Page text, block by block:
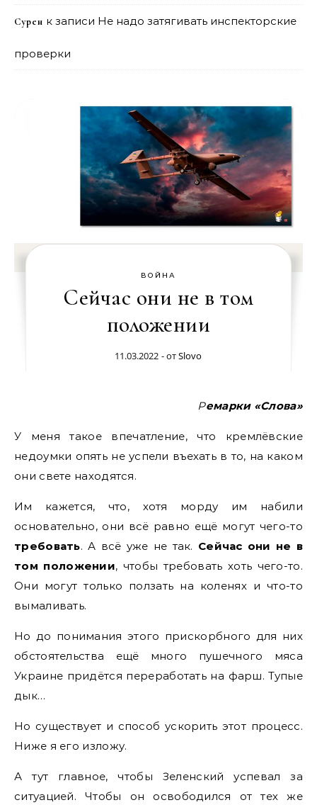
Сурен к записи Не надо затягивать инспекторские
проверки
ВОЙНА
Сейчас они не в том
положении
11.03.2022 - отSlovo
Ремарки «Слова»
У меня такое впечатление, что кремлёвские
недоумки опять не успели въехать в то, на каком
они свете находятся.
Им кажется, что, хотя морду им набили
основательно, они всё равно ещё могут чего-то
требовать. А всё уже не так. Сейчас они не в
том положении, чтобы требовать хоть чего-то.
Они могут только ползать на коленях и что-то
вымаливать.
Но до понимания этого прискорбного для них
обстоятельства ещё много пушечного мяса
Украине придётся переработать на фарш. Тупые
дык…
Но существует и способ ускорить этот процесс.
Ниже я его изложу.
А тут главное, чтобы Зеленский успевал за
ситуацией. Чтобы он освободился от тех же